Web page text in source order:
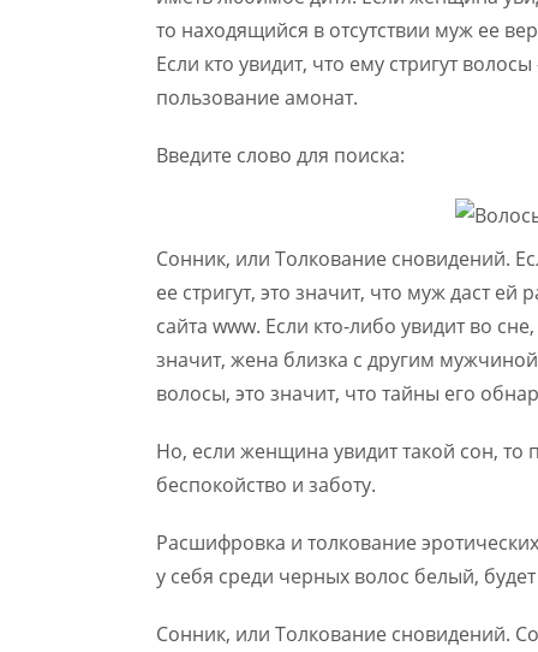
то находящийся в отсутствии муж ее
Если кто увидит, что ему стригут
пользование амонат.
Введите слово для поиска:
Сонник, или Толкование сновидений.
ее стригут, это значит, что муж даст
сайта www. Если кто-либо увидит во
значит, жена близка с другим
волосы, это значит, что тайны его
Но, если женщина увидит такой сон, то
беспокойство и заботу.
Расшифровка и толкование
у себя среди черных волос белый,
Сонник, или Толкование сновидений.